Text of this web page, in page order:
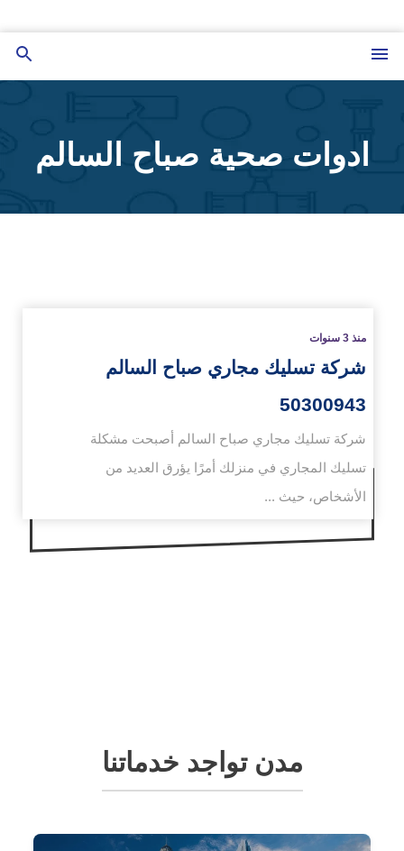
إلى
المحتوى
ادوات صحية صباح السالم
منذ 3 سنوات
شركة تسليك مجاري صباح السالم
50300943
شركة تسليك مجاري صباح السالم أصبحت مشكلة
تسليك المجاري في منزلك أمرًا يؤرق العديد من
الأشخاص، حيث ...
مدن تواجد خدماتنا